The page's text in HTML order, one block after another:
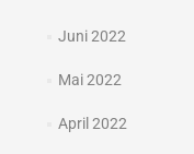
Juni 2022
Mai 2022
April 2022